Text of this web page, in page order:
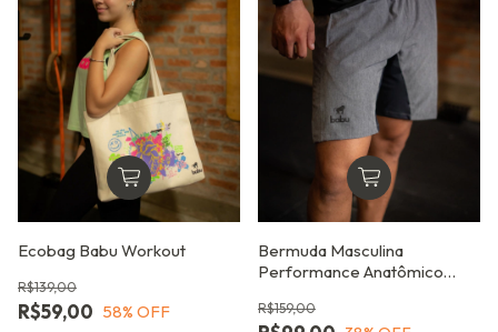
Ecobag Babu Workout
R$59,00
R$139,00
58% OFF
Bermuda Masculina
Performance Anatômico
R$159,00